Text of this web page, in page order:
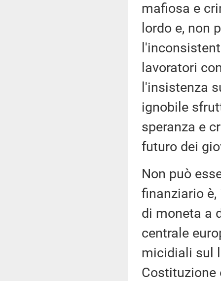
mafiosa e
lordo e, non
lavoratori
l'insistenza
ignobile
speranza e
futuro dei
Non può
finanziario
di moneta a
centrale
micidiali sul
Costituzione